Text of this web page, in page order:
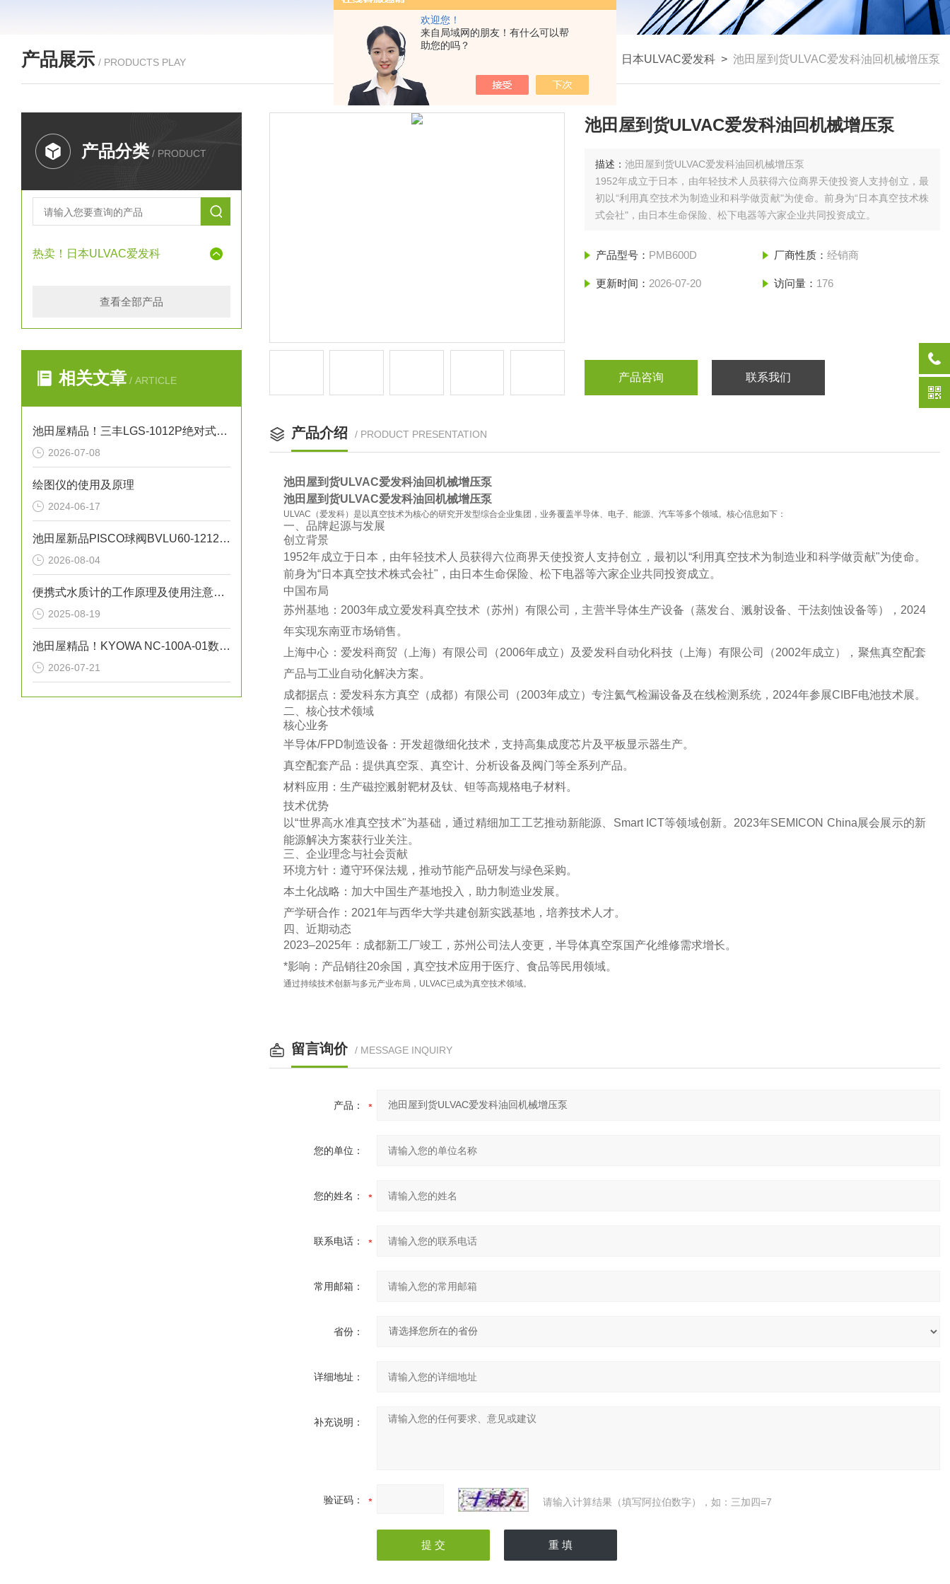
欢迎您！
来自局域网的朋友！有什么可以帮
助您的吗？
产品展示 / PRODUCTS PLAY 热卖！日本ULVAC爱发科 > 池田屋到货ULVAC爱发科油回机械增压泵
产品分类 / PRODUCT
热卖！日本ULVAC爱发科
查看全部产品
相关文章 / ARTICLE
池田屋精品！三丰LGS-1012P绝对式线性测量头技术参数
2026-07-08
绘图仪的使用及原理
2024-06-17
池田屋新品PISCO球阀BVLU60-1212正式发布
2026-08-04
便携式水质计的工作原理及使用注意事项
2025-08-19
池田屋精品！KYOWA NC-100A-01数字转换单元
2026-07-21
池田屋到货ULVAC爱发科油回机械增压泵
描述：池田屋到货ULVAC爱发科油回机械增压泵
1952年成立于日本，由年轻技术人员获得六位商界天使投资人支持创立，最
初以“利用真空技术为制造业和科学做贡献"为使命‌。前身为“日本真空技术株
式会社"，由日本生命保险、松下电器等六家企业共同投资成立‌。
产品型号： PMB600D 厂商性质： 经销商
更新时间： 2026-07-20 访问量： 176
产品咨询 联系我们
产品介绍 / PRODUCT PRESENTATION
池田屋到货ULVAC爱发科油回机械增压泵
池田屋到货ULVAC爱发科油回机械增压泵
ULVAC（爱发科）是以真空技术为核心的研究开发型综合企业集团，业务覆盖半导体、电子、能源、汽车等多个领域。核心信息如下：
一、品牌起源与发展
‌创立背景‌
1952年成立于日本，由年轻技术人员获得六位商界天使投资人支持创立，最初以“利用真空技术为制造业和科学做贡献"为使命‌。
前身为“日本真空技术株式会社"，由日本生命保险、松下电器等六家企业共同投资成立‌。
‌中国布局‌
‌苏州基地‌：2003年成立爱发科真空技术（苏州）有限公司，主营半导体生产设备（蒸发台、溅射设备、干法刻蚀设备等），2024
年实现东南亚市场销售‌。
‌上海中心‌：爱发科商贸（上海）有限公司（2006年成立）及爱发科自动化科技（上海）有限公司（2002年成立），聚焦真空配套
产品与工业自动化解决方案‌。
‌成都据点‌：爱发科东方真空（成都）有限公司（2003年成立）专注氦气检漏设备及在线检测系统，2024年参展CIBF电池技术展‌。
二、核心技术领域
‌核心业务‌
‌半导体/FPD制造设备‌：开发超微细化技术，支持高集成度芯片及平板显示器生产‌。
‌真空配套产品‌：提供真空泵、真空计、分析设备及阀门等全系列产品‌。
‌材料应用‌：生产磁控溅射靶材及钛、钽等高规格电子材料‌。
‌技术优势‌
以“世界高水准真空技术"为基础，通过精细加工工艺推动新能源、Smart ICT等领域创新‌。2023年SEMICON China展会展示的新
能源解决方案获行业关注‌。
三、企业理念与社会贡献
‌环境方针‌：遵守环保法规，推动节能产品研发与绿色采购。
‌本土化战略‌：加大中国生产基地投入，助力制造业发展‌。
‌产学研合作‌：2021年与西华大学共建创新实践基地，培养技术人才‌。
四、近期动态
‌2023–2025年‌：成都新工厂竣工，苏州公司法人变更，半导体真空泵国产化维修需求增长‌。
‌*影响‌：产品销往20余国，真空技术应用于医疗、食品等民用领域‌。
通过持续技术创新与多元产业布局，ULVAC已成为真空技术领域‌。
留言询价 / MESSAGE INQUIRY
产品：
您的单位：
您的姓名：
联系电话：
常用邮箱：
省份：
详细地址：
补充说明：
验证码： 请输入计算结果（填写阿拉伯数字），如：三加四=7